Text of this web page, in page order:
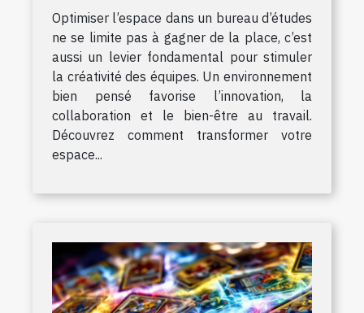
Optimiser l’espace dans un bureau d’études
ne se limite pas à gagner de la place, c’est
aussi un levier fondamental pour stimuler
la créativité des équipes. Un environnement
bien pensé favorise l’innovation, la
collaboration et le bien-être au travail.
Découvrez comment transformer votre
espace...